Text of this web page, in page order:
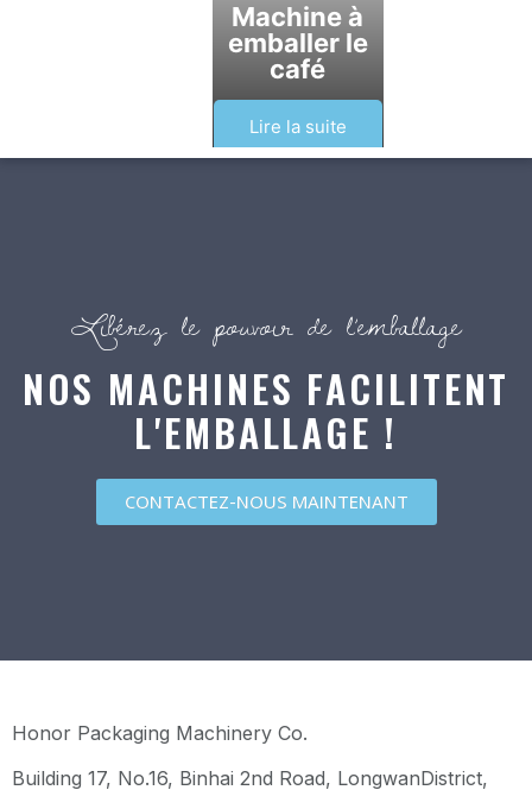
Machine à
emballer le
café
Lire la suite
Libérez le pouvoir de l’emballage
NOS MACHINES FACILITENT
L'EMBALLAGE !
CONTACTEZ-NOUS MAINTENANT
Honor Packaging Machinery Co.
Building 17, No.16, Binhai 2nd Road, LongwanDistrict,